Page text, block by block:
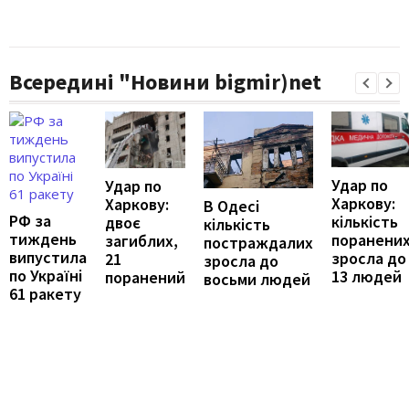
Всередині "Новини bigmir)net
РФ за
тиждень
випустила
по Україні
61 ракету
Удар по
Харкову:
двоє
загиблих,
21
поранений
В Одесі
кількість
постраждалих
зросла до
восьми людей
Удар по
Харкову:
кількість
зросла до
13 людей